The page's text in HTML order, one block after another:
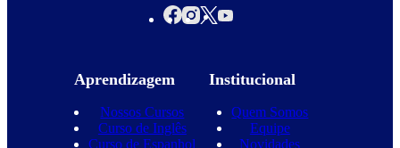
Aprendizagem
Nossos Cursos
Curso de Inglês
Curso de Espanhol
Institucional
Quem Somos
Equipe
Novidades